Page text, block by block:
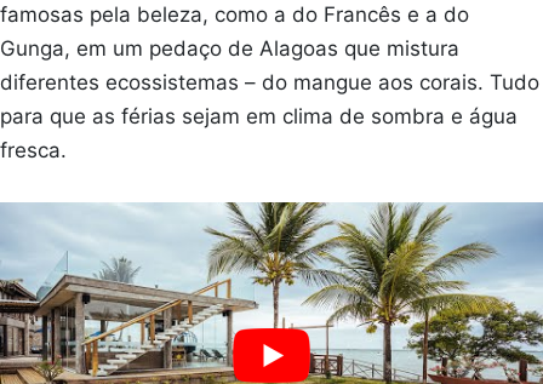
famosas pela beleza, como a do Francês e a do
Gunga, em um pedaço de Alagoas que mistura
diferentes ecossistemas – do mangue aos corais. Tudo
para que as férias sejam em clima de sombra e água
fresca.